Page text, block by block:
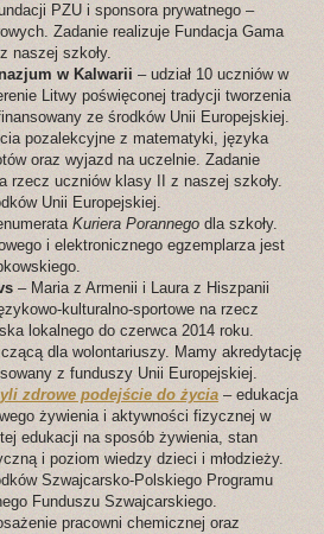
PZU i sponsora prywatnego –
Zadanie realizuje Fundacja Gama
naszej szkoły.
w Kalwarii – udział 10 uczniów w
Litwy poświęconej tradycji tworzenia
ze środków Unii Europejskiej.
pozalekcyjne z matematyki, języka
oraz wyjazd na uczelnie. Zadanie
rzecz uczniów klasy II z naszej szkoły.
Unii Europejskiej.
Kuriera Porannegodla szkoły.
i elektronicznego egzemplarza jest
– Maria z Armenii i Laura z Hiszpanii
kulturalno-sportowe na rzecz
lokalnego do czerwca 2014 roku.
dla wolontariuszy. Mamy akredytację
z funduszy Unii Europejskiej.
zdrowe podejście do życia– edukacja
żywienia i aktywności fizycznej w
edukacji na sposób żywienia, stan
i poziom wiedzy dzieci i młodzieży.
Szwajcarsko-Polskiego Programu
Funduszu Szwajcarskiego.
pracowni chemicznej oraz